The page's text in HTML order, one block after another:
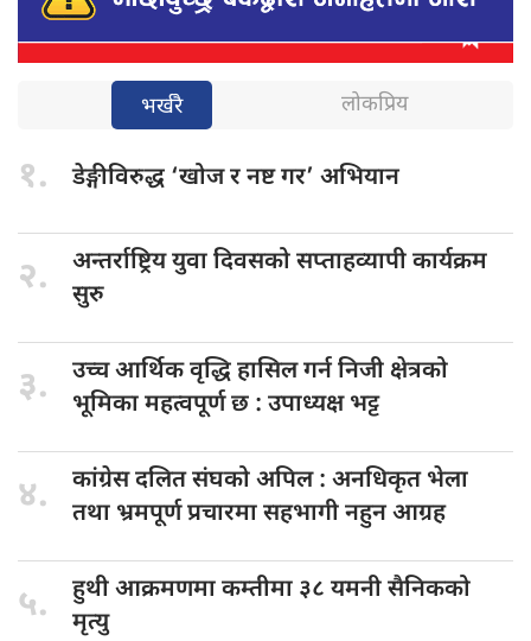
भर्खरै लोकप्रिय
१. डेङ्गीविरुद्ध ‘खोजर नष्ट गर’ अभियान
२. अन्तर्राष्ट्रिय युवादिवसको सप्ताहव्यापी कार्यक्रम
सुरु
३. उच्च आर्थिकवृद्धि हासिल गर्न निजी क्षेत्रको
भूमिका महत्वपूर्ण छ : उपाध्यक्ष भट्ट
४. कांग्रेस दलितसंघको अपिल : अनधिकृत भेला
तथा भ्रमपूर्ण प्रचारमा सहभागी नहुन आग्रह
५. हुथी आक्रमणमाकम्तीमा ३८ यमनी सैनिकको
मृत्यु